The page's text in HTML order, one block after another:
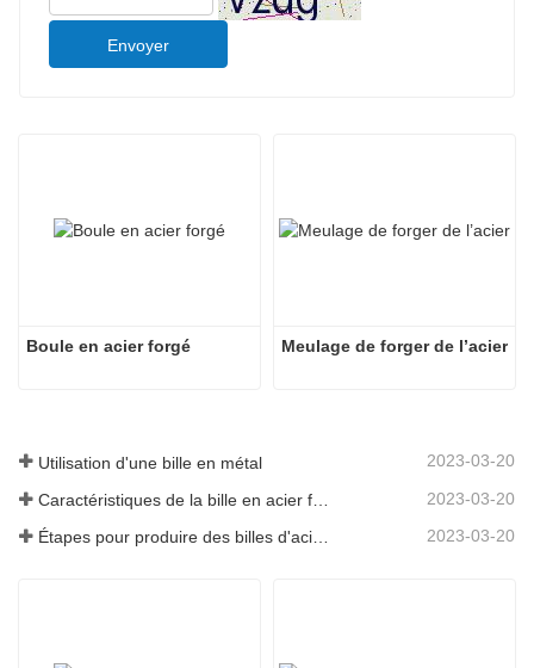
Envoyer
Boule en acier forgé Meulage de forger de l’acier
Utilisation d'une bille en métal 2023-03-20
2023-03-20
2023-03-20